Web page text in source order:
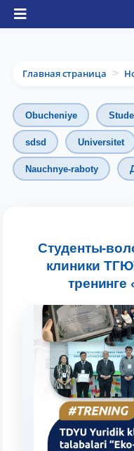
Главная страница >
Obucheniye
sdsd Universitet
Nauchnye-raboty
Студенты-
клиники
тренинге
Чат приёмной
Онлайн
Оставляйте здесь
вопросам приёма.
Выберите тему —
конкретные вопросы:
1.
6. Онлайн-заявки (15)